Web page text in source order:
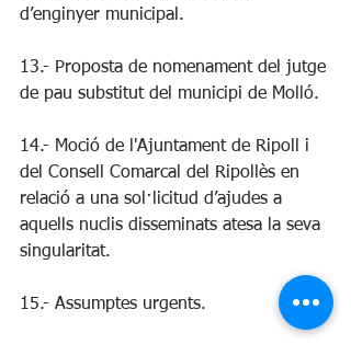
d’enginyer municipal.
13.- Proposta de nomenament del jutge
de pau substitut del municipi de Molló.
14.- Moció de l'Ajuntament de Ripoll i
del Consell Comarcal del Ripollès en
relació a una sol·licitud d’ajudes a
aquells nuclis disseminats atesa la seva
singularitat.
15.- Assumptes urgents.